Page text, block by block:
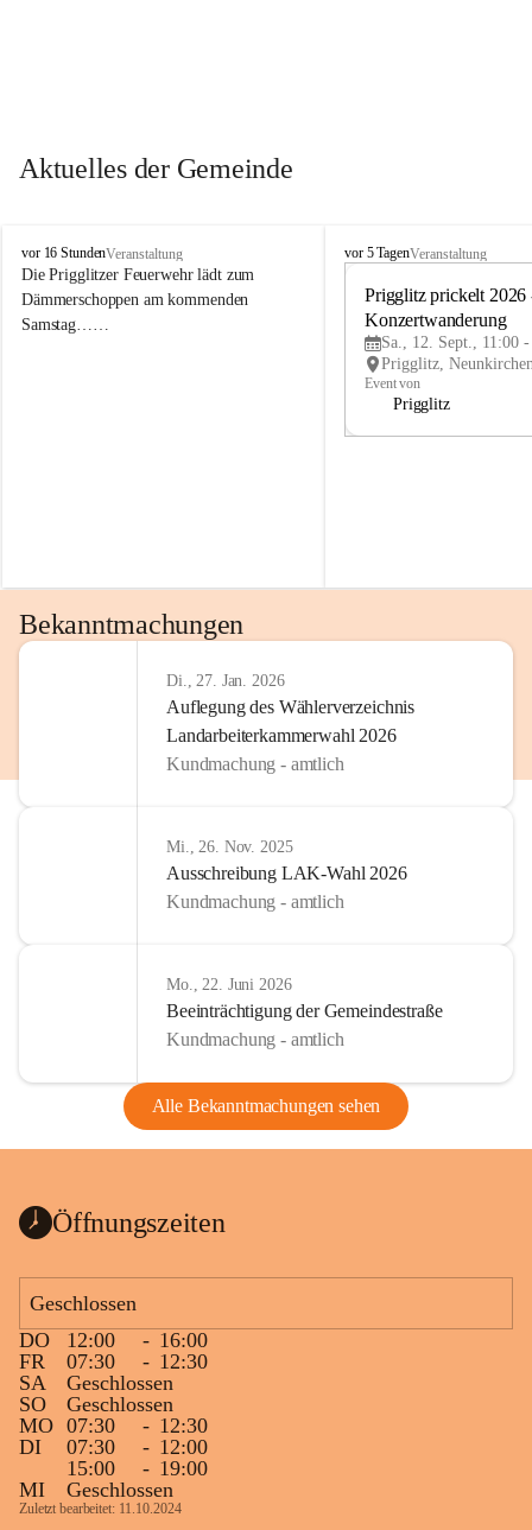
Aktuelles der Gemeinde
P
r
i
g
vor 16 StundenVeranstaltung
Die Prigglitzer Feuerwehr lädt zum
Dämmerschoppen am kommenden
Samstag……
P
vor 5 TagenVeranstaltung
Prigglitz prickelt 2026
Konzertwanderung
Sa., 12. Sept., 11:00
Event von
Prigglitz
Bekanntmachungen
Di., 27. Jan. 2026
Auflegung des Wählerverzeichnis
Landarbeiterkammerwahl 2026
Kundmachung - amtlich
Mi., 26. Nov. 2025
Ausschreibung LAK-Wahl 2026
Kundmachung - amtlich
Mo., 22. Juni 2026
Beeinträchtigung der Gemeindestraße
Kundmachung - amtlich
Alle Bekanntmachungen sehen
Öffnungszeiten
Geschlossen
DO
12:00 - 16:00
FR
07:30 - 12:30
SA
Geschlossen
SO
Geschlossen
MO 07:30 - 12:30
DI
07:30 - 12:00
15:00
- 19:00
MI
Geschlossen
Zuletzt bearbeitet: 11.10.2024